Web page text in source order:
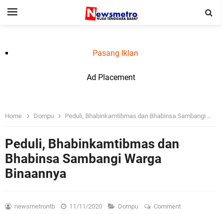
Pasang Iklan
Ad Placement
Home Dompu Peduli, Bhabinkamtibmas dan Bhabinsa Sambangi Warga Binaannya
Peduli, Bhabinkamtibmas dan
Bhabinsa Sambangi Warga
Binaannya
newsmetrontb 11/11/2020 Dompu Comment